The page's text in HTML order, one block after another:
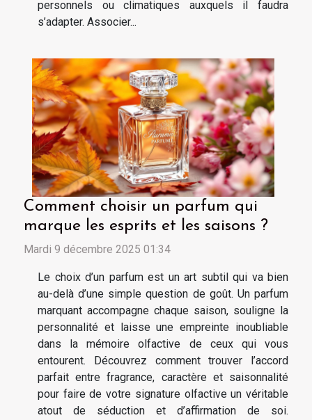
personnels ou climatiques auxquels il faudra
s’adapter. Associer...
Comment choisir un parfum qui
marque les esprits et les saisons ?
Mardi 9 décembre 2025 01:34
Le choix d’un parfum est un art subtil qui va bien
au-delà d’une simple question de goût. Un parfum
marquant accompagne chaque saison, souligne la
personnalité et laisse une empreinte inoubliable
dans la mémoire olfactive de ceux qui vous
entourent. Découvrez comment trouver l’accord
parfait entre fragrance, caractère et saisonnalité
pour faire de votre signature olfactive un véritable
atout de séduction et d’affirmation de soi.